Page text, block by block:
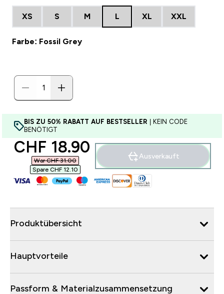
XS S M L XL XXL
Farbe: Fossil Grey
BIS ZU 50% RABATT AUF BESTSELLER | KEIN CODE
BENÖTIGT
discounted price
CHF 18.90‎
War CHF 31.00‎
Spare CHF 12.10‎
Ausverkauft
Produktübersicht
Hauptvorteile
Passform & Materialzusammensetzung